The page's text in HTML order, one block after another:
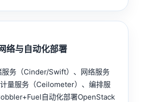
络与自动化部署
务（Cinder/Swift）、网络服务
量服务（Ceilometer）、编排服
自动化部署OpenStack